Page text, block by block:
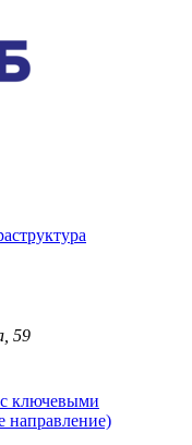
59
ключевыми
направление)